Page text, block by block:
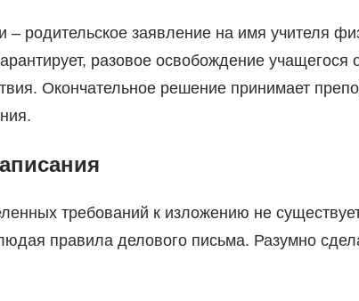
– родительское заявление на имя учителя
разовое освобождение
Окончательное решение принимает
требований к изложению не
правила делового письма. Разумно